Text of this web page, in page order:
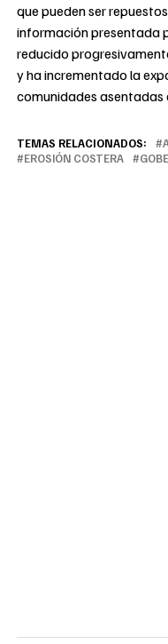
que pueden ser
información presentada
reducido
y ha incrementado la
comunidades asentadas
TEMAS RELACIONADOS:
EROSIÓN COSTERA